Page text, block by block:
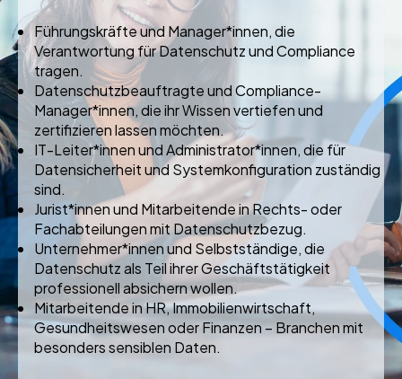
Führungskräfte und Manager*innen, die
Verantwortung für Datenschutz und Compliance
tragen.
Datenschutzbeauftragte und Compliance-
Manager*innen, die ihr Wissen vertiefen und
zertifizieren lassen möchten.
IT-Leiter*innen undAdministrator*innen, die für
Datensicherheit und Systemkonfiguration zuständig
sind.
Jurist*innen und Mitarbeitende in Rechts- oder
Fachabteilungen mit Datenschutzbezug.
Unternehmer*innen und Selbstständige, die
Datenschutz als Teil ihrer Geschäftstätigkeit
professionell absichern wollen.
Mitarbeitende in HR, Immobilienwirtschaft,
Gesundheitswesen oder Finanzen – Branchen mit
besonders sensiblen Daten.